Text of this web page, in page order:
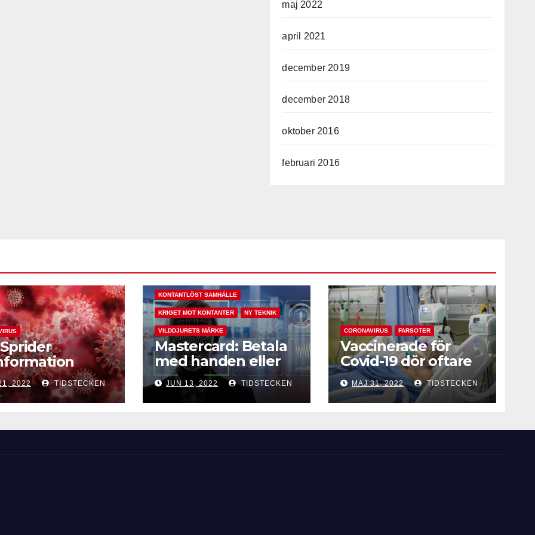
maj 2022
april 2021
december 2019
december 2018
oktober 2016
februari 2016
2022 TIDSTECKEN
KONTANTLÖST SAMHÄLLE
KRIGET MOT KONTANTER NY TEKNIK
VILDDJURETS MÄRKE
Mastercard: Betala
med handen eller
ansiktet
JUN 13, 2022 TIDSTECKEN
CORONAVIRUS FARSOTER
Vaccinerade för
Covid-19 dör oftare
vid intensivvård
MAJ 31, 2022 TIDSTECKEN